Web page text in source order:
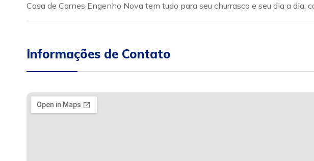
Casa de Carnes Engenho Nova tem tudo para seu churrasco e seu dia a
Informações de Contato